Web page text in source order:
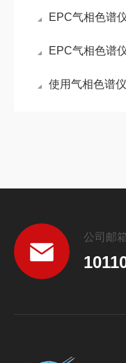
EPC气相色谱仪
EPC气相色谱仪
使用气相色谱仪
公司邮